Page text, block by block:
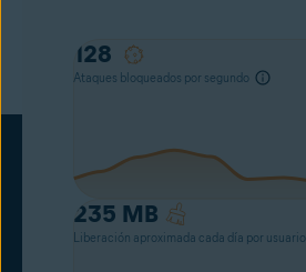
88
Ataques bloqueados por segundo
235 MB
Liberación aproximada cada día por usuario